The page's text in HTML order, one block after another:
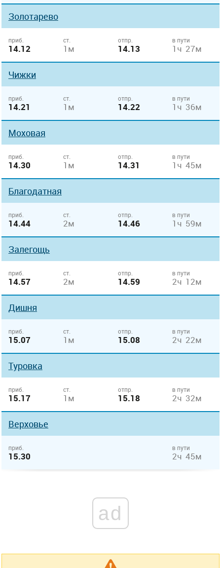
Золотарево
приб.
14.12
ст.
1м
отпр.
14.13
в пути
1ч 27м
Чижки
приб.
14.21
ст.
1м
отпр.
14.22
в пути
1ч 36м
Моховая
приб.
14.30
ст.
1м
отпр.
14.31
в пути
1ч 45м
Благодатная
приб.
14.44
ст.
2м
отпр.
14.46
в пути
1ч 59м
Залегощь
приб.
14.57
ст.
2м
отпр.
14.59
в пути
2ч 12м
Дишня
приб.
15.07
ст.
1м
отпр.
15.08
в пути
2ч 22м
Туровка
приб.
15.17
ст.
1м
отпр.
15.18
в пути
2ч 32м
Верховье
приб.
15.30
в пути
2ч 45м
ad